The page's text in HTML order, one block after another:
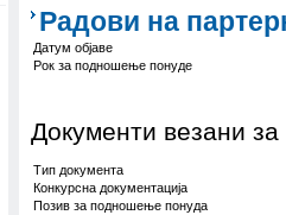
Радови на
Датум објаве
Рок за подношење понуде
Документи везани за
Тип документа
Конкурсна документација
Позив за подношење понуда